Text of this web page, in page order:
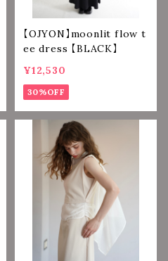
【OJYON】moonlit flow t
ee dress 【BLACK】
¥12,530
30%OFF